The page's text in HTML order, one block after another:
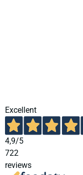
Excellent
4,9/5
722
reviews